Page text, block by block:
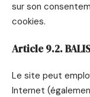
sur son
cookies.
Article 9.2.
Le site peut
Internet